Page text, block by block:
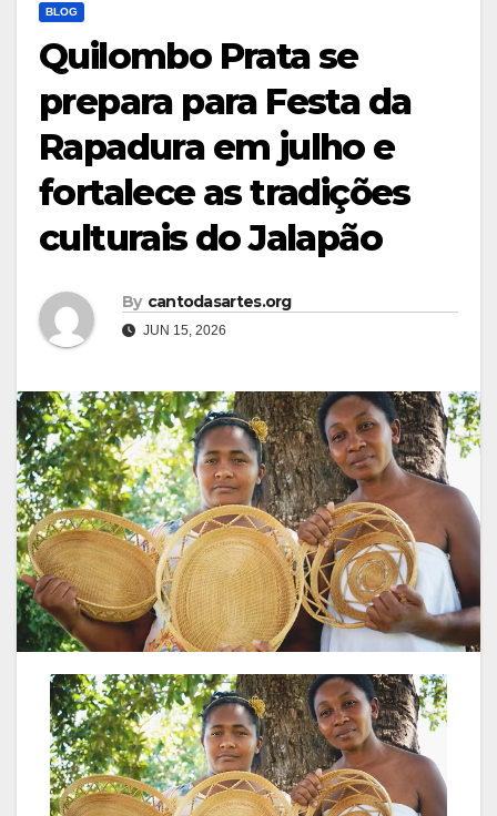
BLOG
Quilombo Prata se
prepara para Festa da
Rapadura em julho e
fortalece as tradições
culturais do Jalapão
By cantodasartes.org
JUN 15, 2026